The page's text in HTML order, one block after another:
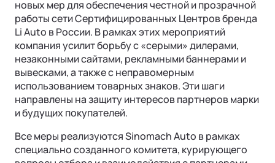
новых мер для обеспечения честной и прозрачной
работы сети Сертифицированных Центров бренда
Li Auto в России. В рамках этих мероприятий
компания усилит борьбу с «серыми» дилерами,
незаконными сайтами, рекламными баннерами и
вывесками, а также с неправомерным
использованием товарных знаков. Эти шаги
направлены на защиту интересов партнеров марки
и будущих покупателей.
Все меры реализуются Sinomach Auto в рамках
специально созданного комитета, курирующего